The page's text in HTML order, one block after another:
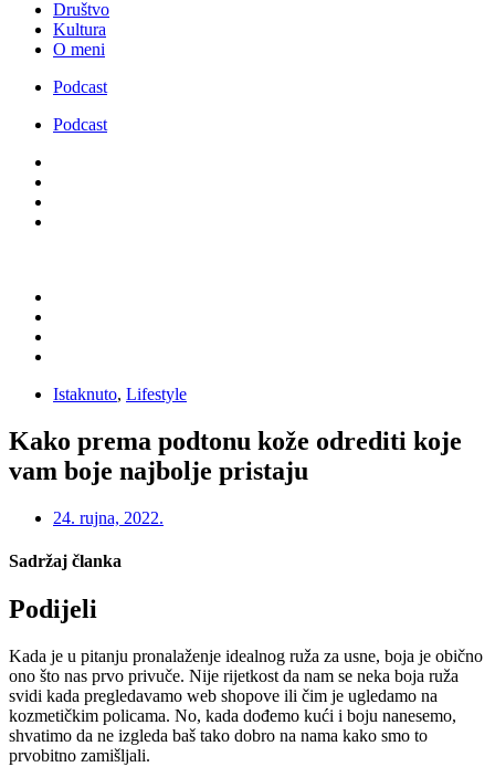
Društvo
Kultura
O meni
Podcast
Podcast
Istaknuto, Lifestyle
Kako prema podtonu kože odrediti koje
vam boje najbolje pristaju
24. rujna, 2022.
Sadržaj članka
Podijeli
Kada je u pitanju pronalaženje idealnog ruža za usne, boja je obično
ono što nas prvo privuče. Nije rijetkost da nam se neka boja ruža
svidi kada pregledavamo web shopove ili čim je ugledamo na
kozmetičkim policama. No, kada dođemo kući i boju nanesemo,
shvatimo da ne izgleda baš tako dobro na nama kako smo to
prvobitno zamišljali.